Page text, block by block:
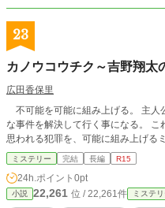
23
カノウコウチク～吉野翔太
広田香保里
不可能を可能に組み上げる。 主人
な事件を解決して行く事になる。 こ
思われる犯罪を、可能に組み上げる
ミステリー 完結 長編 R15
24h.ポイント 0pt
小説 22,261 位 / 22,261件 ミステ